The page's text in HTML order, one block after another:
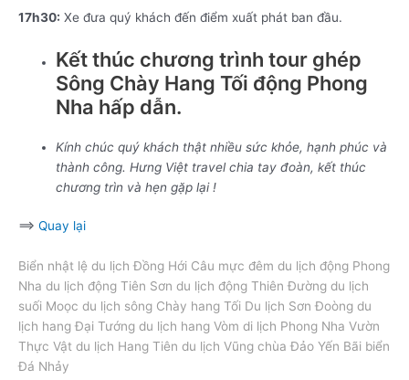
17h30: Xe đưa quý khách đến điểm xuất phát ban đầu.
Kết thúc chương trình tour ghép
Sông Chày Hang Tối động Phong
Nha hấp dẫn.
Kính chúc quý khách thật nhiều sức khỏe, hạnh phúc và
thành công. Hưng Việt travel chia tay đoàn, kết thúc
chương trìn và hẹn gặp lại !
==> Quay lại
Biển nhật lệ du lịch Đồng Hới Câu mực đêm du lịch động Phong
Nha du lịch động Tiên Sơn du lịch động Thiên Đường du lịch
suối Moọc du lịch sông Chày hang Tối Du lịch Sơn Đoòng du
lịch hang Đại Tướng du lịch hang Vòm di lịch Phong Nha Vườn
Thực Vật du lịch Hang Tiên du lịch Vũng chùa Đảo Yến Bãi biển
Đá Nhảy